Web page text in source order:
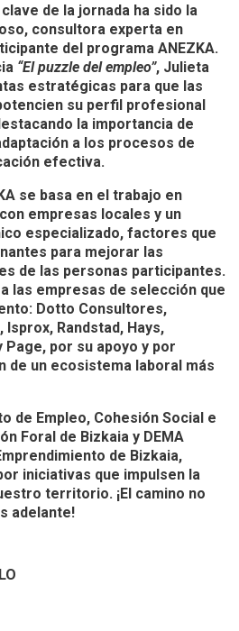
de la jornada ha sido la
, consultora experta en
del programa ANEZKA.
“El puzzle del empleo”, Julieta
estratégicas para que las
su perfil profesional
la importancia de
a los procesos de
efectiva.
se basa en el trabajo en
empresas locales y un
especializado, factores que
para mejorar las
de las personas participantes.
las empresas de selección que
Dotto Consultores,
Randstad, Hays,
Page, por su apoyo y por
de un ecosistema laboral más
de Empleo, Cohesión Social e
Foral de Bizkaia y DEMA
de Bizkaia,
iniciativas que impulsen la
territorio. ¡El camino no
adelante!